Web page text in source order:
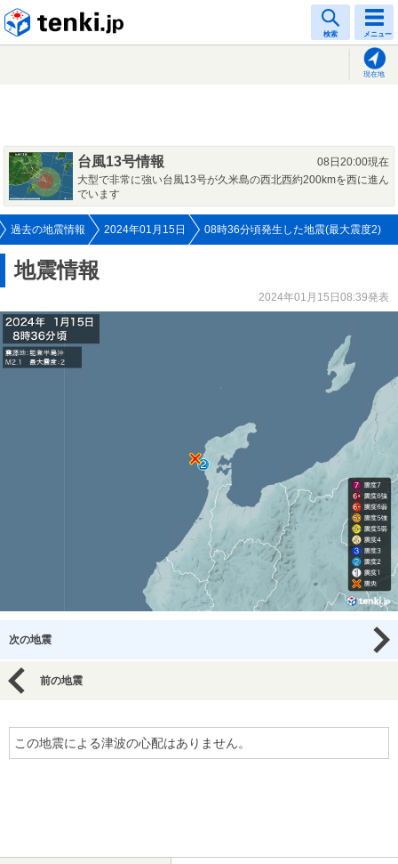
検索 メニュー
現在地
台風13号情報
08日20:00現在
大型で非常に強い台風13号が久米島の西北西約200kmを西に進ん
でいます
過去の地震情報 2024年01月15日 08時36分頃発生した地震(最大震度2)
地震情報
2024年01月15日08:39発表
次の地震
前の地震
この地震による津波の心配はありません。